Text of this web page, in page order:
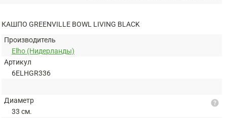
КАШПО GREENVILLE BOWL LIVING BLACK
Производитель
Elho (Нидерланды)
Артикул
6ELHGR336
Диаметр
33 см.
help